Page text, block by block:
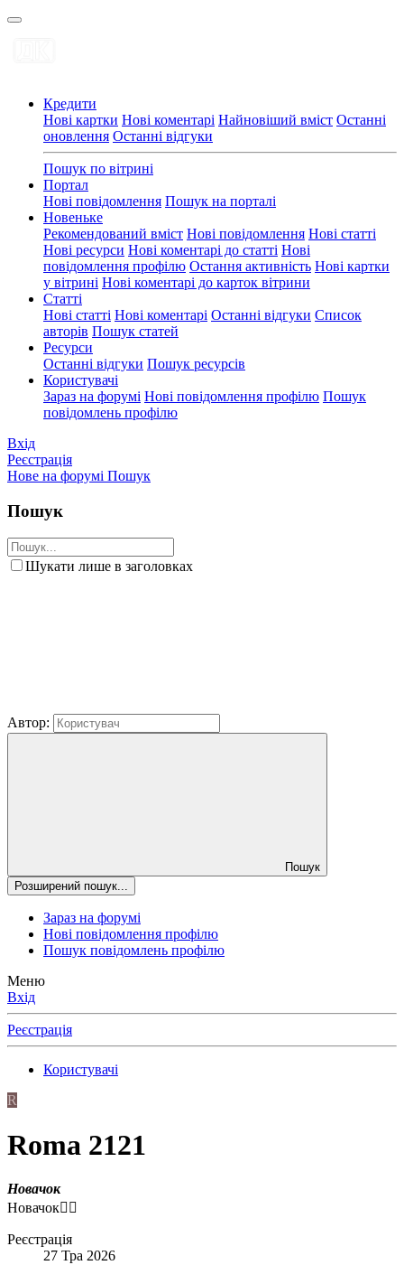
Кредити
Нові картки Нові коментарі Найновіший вміст Останні
оновлення Останні відгуки
Пошук по вітрині
Портал
Нові повідомлення Пошук на порталі
Новеньке
Рекомендований вміст Нові повідомлення Нові статті
Нові ресурси Нові коментарі до статті Нові
повідомлення профілю Остання активність Нові картки
у вітрині Нові коментарі до карток вітрини
Статті
Нові статті Нові коментарі Останні відгуки Список
авторів Пошук статей
Ресурси
Останні відгуки Пошук ресурсів
Користувачі
Зараз на форумі Нові повідомлення профілю Пошук
повідомлень профілю
Вхід
Реєстрація
Нове на форумі Пошук
Пошук
Шукати лише в заголовках
Автор:
Пошук
Розширений пошук...
Зараз на форумі
Нові повідомлення профілю
Пошук повідомлень профілю
Меню
Вхід
Реєстрація
Користувачі
R
Roma 2121
Новачок
Новачок😶‍🌫️
Реєстрація
27 Тра 2026